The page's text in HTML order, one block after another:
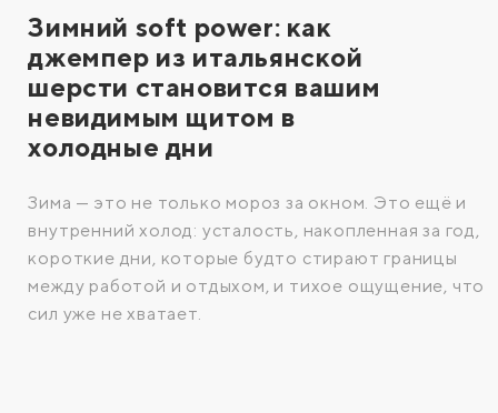
Зимний soft power: как
джемпер из итальянской
шерсти становится вашим
невидимым щитом в
холодные дни
Зима — это не только мороз за окном. Это ещё и
внутренний холод: усталость, накопленная за год,
короткие дни, которые будто стирают границы
между работой и отдыхом, и тихое ощущение, что
сил уже не хватает.